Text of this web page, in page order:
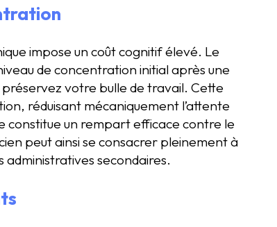
impose un coût cognitif élevé. Le
de concentration initial après une
votre bulle de travail. Cette
réduisant mécaniquement l’attente
constitue un rempart efficace contre le
peut ainsi se consacrer pleinement à
secondaires.